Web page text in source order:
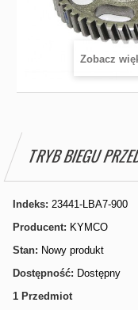
Zobacz
TRYB BIEGU
Indeks: 23441-LBA7-900
Producent: KYMCO
Stan: Nowy produkt
Dostępność: Dostępny
1 Przedmiot